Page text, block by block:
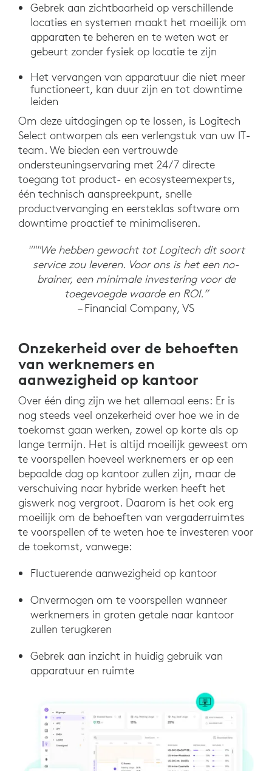
Gebrek aan zichtbaarheid op verschillende
locaties en systemen maakt het moeilijk om
apparaten te beheren en te weten wat er
gebeurt zonder fysiek op locatie te zijn
Het vervangen van apparatuur die niet meer
functioneert, kan duur zijn en tot downtime
leiden
Om deze uitdagingen op te lossen, is Logitech
Select ontworpen als een verlengstuk van uw IT-
team. We bieden een vertrouwde
ondersteuningservaring met 24/7 directe
toegang tot product- en ecosysteemexperts,
één technisch aanspreekpunt, snelle
productvervanging en eersteklas software om
downtime proactief te minimaliseren.
"""We hebben gewacht tot Logitech dit soort
service zou leveren. Voor ons is het een no-
brainer, een minimale investering voor de
toegevoegde waarde en ROI.”
– Financial Company, VS
Onzekerheid over de behoeften
van werknemers en
aanwezigheid op kantoor
Over één ding zijn we het allemaal eens: Er is
nog steeds veel onzekerheid over hoe we in de
toekomst gaan werken, zowel op korte als op
lange termijn. Het is altijd moeilijk geweest om
te voorspellen hoeveel werknemers er op een
bepaalde dag op kantoor zullen zijn, maar de
verschuiving naar hybride werken heeft het
giswerk nog vergroot. Daarom is het ook erg
moeilijk om de behoeften van vergaderruimtes
te voorspellen of te weten hoe te investeren voor
de toekomst, vanwege:
Fluctuerende aanwezigheid op kantoor
Onvermogen om te voorspellen wanneer
werknemers in groten getale naar kantoor
zullen terugkeren
Gebrek aan inzicht in huidig gebruik van
apparatuur en ruimte